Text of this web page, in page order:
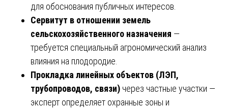
для обоснования публичных интересов.
Сервитут в отношении земель
сельскохозяйственного назначения —
требуется специальный агрономический анализ
влияния на плодородие.
Прокладка линейных объектов (ЛЭП,
трубопроводов, связи) через частные участки —
эксперт определяет охранные зоны и